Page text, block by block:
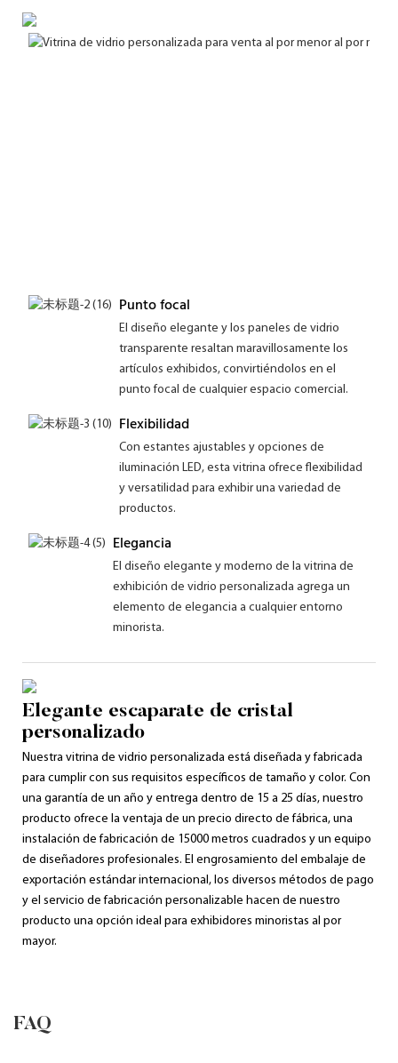
Punto focal
El diseño elegante y los paneles de vidrio
transparente resaltan maravillosamente los
artículos exhibidos, convirtiéndolos en el
punto focal de cualquier espacio comercial.
Flexibilidad
Con estantes ajustables y opciones de
iluminación LED, esta vitrina ofrece flexibilidad
y versatilidad para exhibir una variedad de
productos.
Elegancia
El diseño elegante y moderno de la vitrina de
exhibición de vidrio personalizada agrega un
elemento de elegancia a cualquier entorno
minorista.
Elegante escaparate de cristal
personalizado
Nuestra vitrina de vidrio personalizada está diseñada y fabricada
para cumplir con sus requisitos específicos de tamaño y color. Con
una garantía de un año y entrega dentro de 15 a 25 días, nuestro
producto ofrece la ventaja de un precio directo de fábrica, una
instalación de fabricación de 15000 metros cuadrados y un equipo
de diseñadores profesionales. El engrosamiento del embalaje de
exportación estándar internacional, los diversos métodos de pago
y el servicio de fabricación personalizable hacen de nuestro
producto una opción ideal para exhibidores minoristas al por
mayor.
FAQ